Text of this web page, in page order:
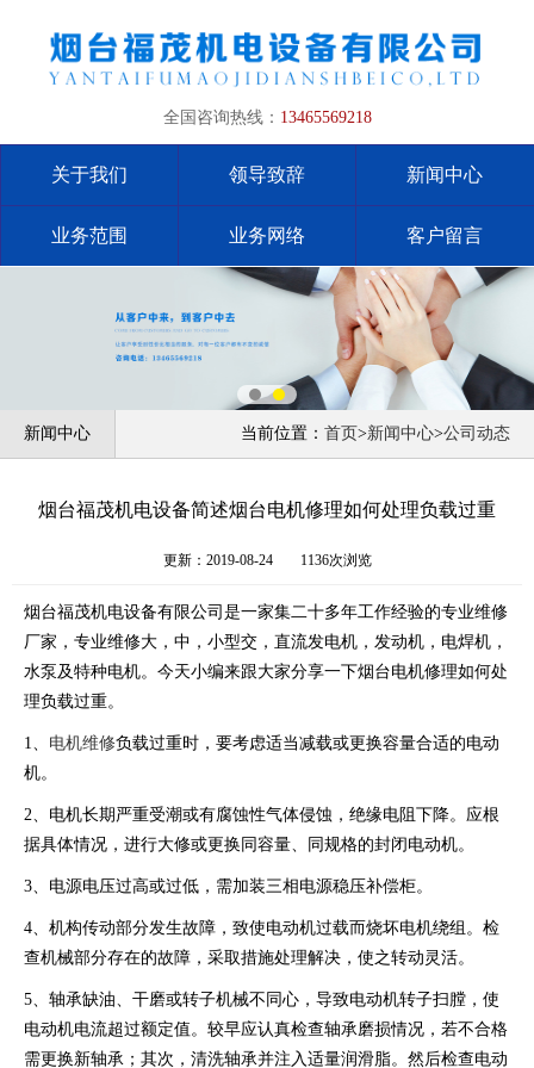
全国咨询热线： 13465569218
关于我们 领导致辞 新闻中心
业务范围 业务网络 客户留言
新闻中心 当前位置： 首页>新闻中心>公司动态
烟台福茂机电设备简述烟台电机修理如何处理负载过重
更新：2019-08-24 1136次浏览
烟台福茂机电设备有限公司是一家集二十多年工作经验的专业维修
厂家，专业维修大，中，小型交，直流发电机，发动机，电焊机，
水泵及特种电机。今天小编来跟大家分享一下烟台电机修理如何处
理负载过重。
1、 电机维修负载过重时，要考虑适当减载或更换容量合适的电动
机。
2、电机长期严重受潮或有腐蚀性气体侵蚀，绝缘电阻下降。应根
据具体情况，进行大修或更换同容量、同规格的封闭电动机。
3、电源电压过高或过低，需加装三相电源稳压补偿柜。
4、机构传动部分发生故障，致使电动机过载而烧坏电机绕组。检
查机械部分存在的故障，采取措施处理解决，使之转动灵活。
5、轴承缺油、干磨或转子机械不同心，导致电动机转子扫膛，使
电动机电流超过额定值。较早应认真检查轴承磨损情况，若不合格
需更换新轴承；其次，清洗轴承并注入适量润滑脂。然后检查电动